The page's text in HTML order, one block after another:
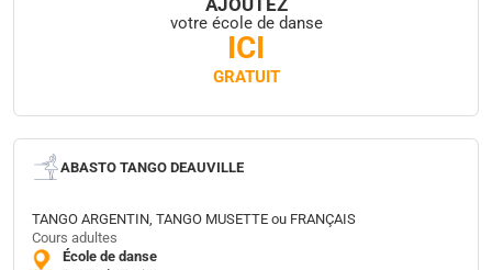
AJOUTEZ
votre école de danse
ICI
GRATUIT
ABASTO TANGO DEAUVILLE
TANGO ARGENTIN, TANGO MUSETTE ou FRANÇAIS
Cours adultes
École de danse